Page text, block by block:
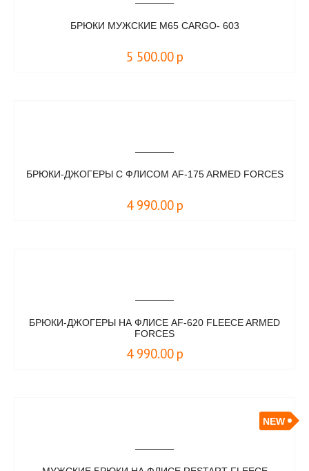
БРЮКИ МУЖСКИЕ M65 CARGO- 603
5 500.00 р
БРЮКИ-ДЖОГЕРЫ С ФЛИСОМ AF-175 ARMED FORCES
4 990.00 р
БРЮКИ-ДЖОГЕРЫ НА ФЛИСЕ AF-620 FLEECE ARMED
FORCES
4 990.00 р
NEW